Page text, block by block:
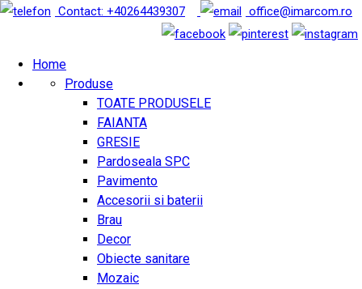
Contact: +40264439307 office@imarcom.ro
Home
Produse
TOATE PRODUSELE
FAIANTA
GRESIE
Pardoseala SPC
Pavimento
Accesorii si baterii
Brau
Decor
Obiecte sanitare
Mozaic